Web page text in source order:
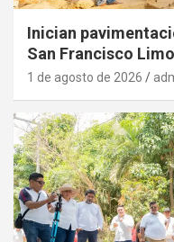
Inician
San Francisco
1 de agosto de 2026